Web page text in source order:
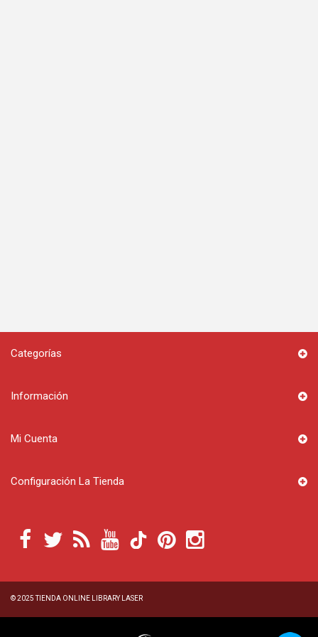
Categorías
Información
© 2025TIENDA ONLINE LIBRARY LASER
Mi Cuenta
Configuración La Tienda